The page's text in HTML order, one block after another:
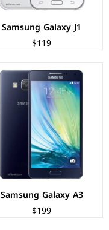
Samsung Galaxy J1
$119
Samsung Galaxy A3
$199
الشاشة: TFT LCD بحجم 5 بوصة بدقة 540px
المعالج:Qualcomm Snapdragon 410
الكاميرات: خلفية 8 م.ب/ امامية 5 م.ب.
الذاكرة+الرام:8 + 1 جيجابايت
نظام التشغيل:Android 4.4.4 (KitKat)
البطارية:2600 ملي امبير
عرض المواصفات ←